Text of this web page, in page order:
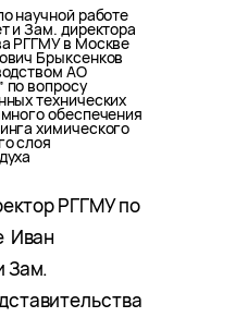
научной работе
и Зам. директора
РГГМУ в Москве
Брыксенков
АО
по вопросу
технических
обеспечения
химического
слоя
РГГМУ по
Иван
Зам.